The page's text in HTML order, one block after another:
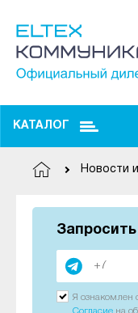
КАТАЛОГ
Новости
Я ознакомлен
Согласие на